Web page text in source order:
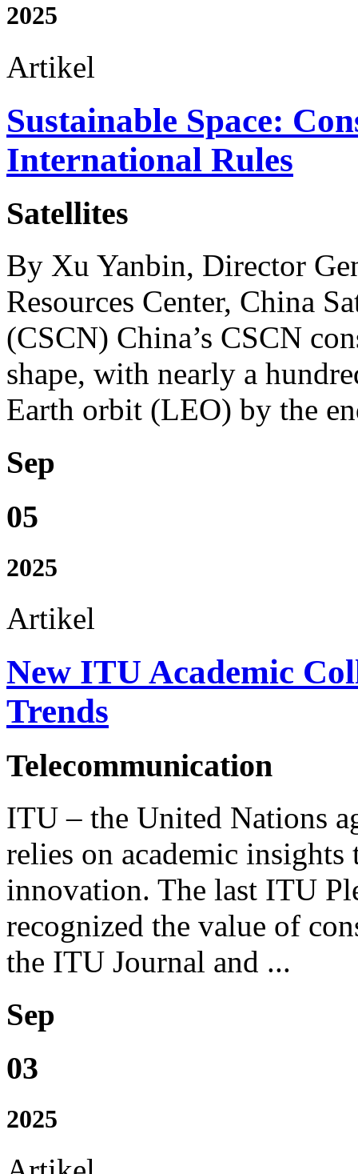
2025
Artikel
Sustainable Space:
International Rules
Satellites
By Xu Yanbin, Director
Resources Center, China
(CSCN) China’s CSCN
shape, with nearly a
Earth orbit (LEO) by the
Sep
05
2025
Artikel
New ITU Academic
Trends
Telecommunication
ITU – the United Nations
relies on academic insights
innovation. The last ITU
recognized the value of
the ITU Journal and ...
Sep
03
2025